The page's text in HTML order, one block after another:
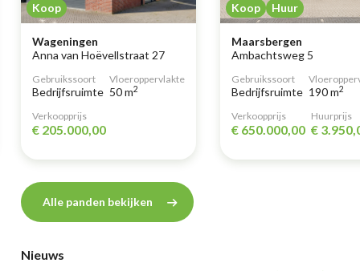
Koop
Wageningen
Anna van Hoëvellstraat 27
Gebruikssoort
Bedrijfsruimte
Vloeroppervlakte
50 m2
Verkoopprijs
€ 205.000,00
Koop Huur
Maarsbergen
Ambachtsweg 5
Gebruikssoort
Bedrijfsruimte 190 m2
Verkoopprijs
€ 650.000,00
Huurprijs
€
Alle panden bekijken
Nieuws